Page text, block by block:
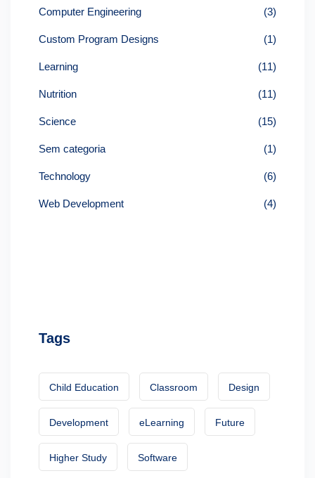
Computer Engineering (3)
Custom Program Designs (1)
Learning (11)
Nutrition (11)
Science (15)
Sem categoria (1)
Technology (6)
Web Development (4)
Tags
Child Education Classroom Design
Development eLearning Future
Higher Study Software